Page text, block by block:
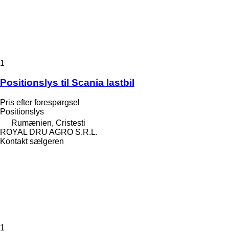
1
Positionslys til Scania lastbil
Pris efter forespørgsel
Positionslys
Rumænien, Cristesti
ROYAL DRU AGRO S.R.L.
Kontakt sælgeren
1